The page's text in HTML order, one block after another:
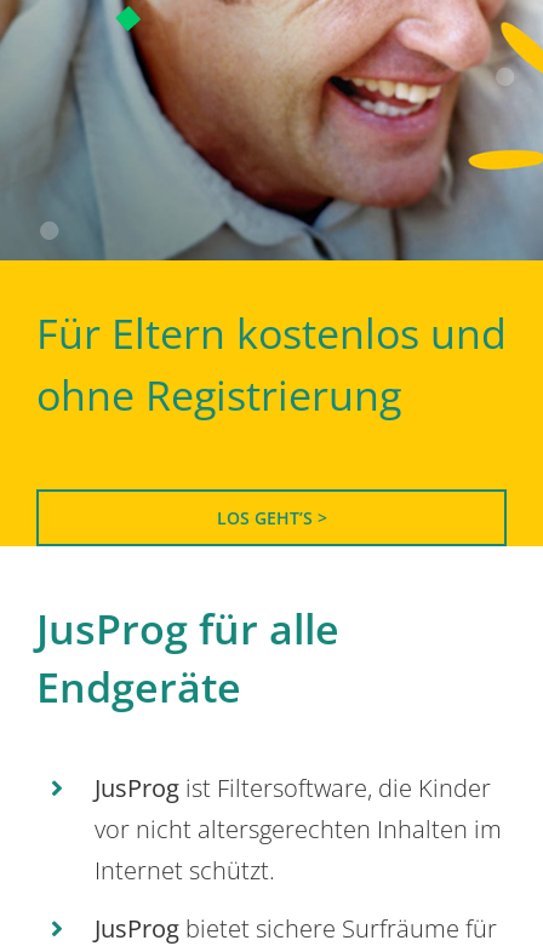
Für Eltern kostenlos und
ohne Registrierung
LOS GEHT’S >
JusProg für alle
Endgeräte
JusProg ist Filtersoftware, die Kinder
vor nicht altersgerechten Inhalten im
Internet schützt.
JusProg bietet sichere Surfräume für